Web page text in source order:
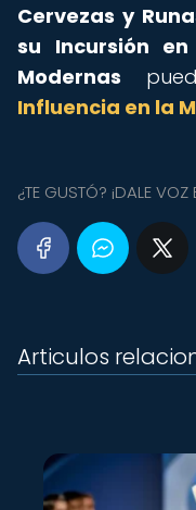
Cervezas y
su Incursión
Modernas
Influencia en la
¿TE GUSTÓ? ¡DALE VOZ
Articulos